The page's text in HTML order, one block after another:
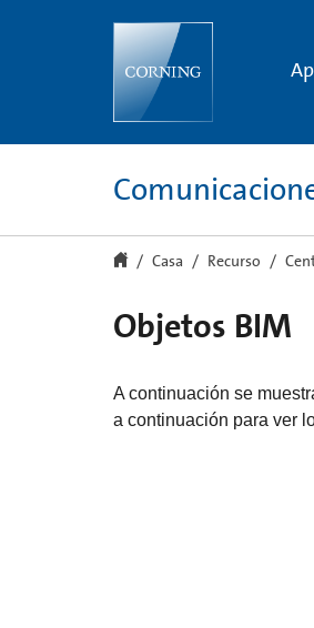
Casa Recurso
Objetos BIM
A continuación se
a continuación para ver